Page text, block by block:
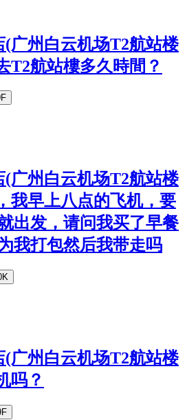
(广州白云机场T2航站楼
T2航站樓多久時間？
(广州白云机场T2航站楼
我早上八点的飞机，要
出发，请问我买了早餐
我打包然后我带走吗
(广州白云机场T2航站楼
吗？